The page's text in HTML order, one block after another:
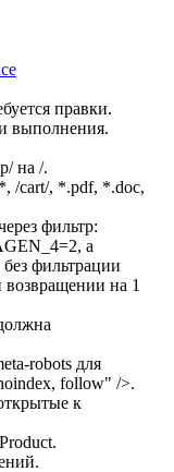
правки.
выполнения.
на /.
/cart/, *.pdf, *.doc,
фильтр:
а
фильтрации
возвращении на 1
robots для
follow" />.
к